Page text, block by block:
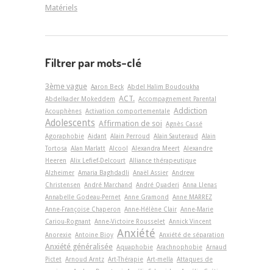
Matériels
Filtrer par mots-clé
3ème vague Aaron Beck Abdel Halim Boudoukha
Abdelkader Mokeddem ACT. Accompagnement Parental
Acouphènes Activation comportementale Addiction
Adolescents Affirmation de soi Agnès Cassé
Agoraphobie Aidant Alain Perroud Alain Sauteraud
Alain
Tortosa Alan Marlatt Alcool Alexandra Meert Alexandre
Heeren Alix Lefief-Delcourt Alliance thérapeutique
Alzheimer Amaria Baghdadli Anaël Assier Andrew
Christensen André Marchand André Quaderi Anna Llenas
Annabelle Godeau-Pernet Anne Gramond
Anne MARREZ
Anne-Françoise Chaperon Anne-Hélène Clair Anne-Marie
Cariou-Rognant Anne-Victoire Rousselet Annick Vincent
Anorexie Antoine Bioy Anxiété Anxiété de séparation
Anxiété généralisée Aquaphobie Arachnophobie Arnaud
Pictet Arnoud Arntz Art-Thérapie Art-­mella Attaques de